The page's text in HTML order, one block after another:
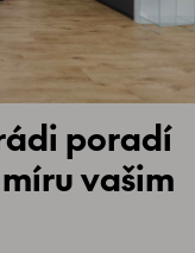
poradí
vašim